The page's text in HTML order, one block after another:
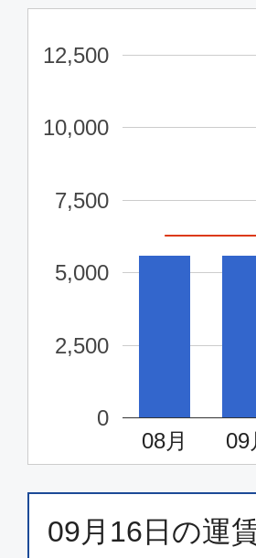
SFJ022
大阪
普通
大阪
SFJ028
大阪
08月 09
0
2,500
5,000
7,500
10,000
12,500
09月16日 の運